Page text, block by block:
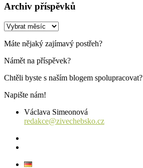
Archiv příspěvků
Archiv
Máte nějaký zajímavý postřeh?
Námět na příspěvek?
Chtěli byste s naším blogem spolupracovat?
Napište nám!
Václava Simeonová
redakce@zivechebsko.cz